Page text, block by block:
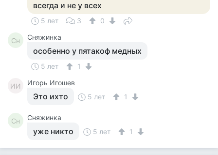
всегда и не у всех
5 лет 3 0
Сн Сняжинка
особенно у пятакоф медных
5 лет 1
ИИ Игорь Игошев
Это ихто 5 лет 1
Сн Сняжинка
уже никто 5 лет 1